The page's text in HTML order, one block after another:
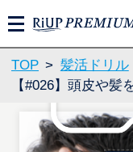
M
N
U
TOP > 髪活ドリル
【#026】頭皮や髪